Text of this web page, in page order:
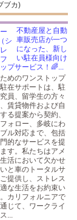
ブカ)
不動産屋と自動
車販売店が一つ
になった、新し
い駐在員様向け
プサービス！🌈...
めのワンストップ
在サポートは、駐
員、留学生の方々
賃貸物件および自
る提案から契約、
ォロー、多岐にわ
ル対応まで、包括
的なサービスを提
す。私たちはアメ
活において欠かせ
と車のトータルサ
提供し、ストレス
な生活をお約束い
カリフォルニアで
じて、ワークライ
...